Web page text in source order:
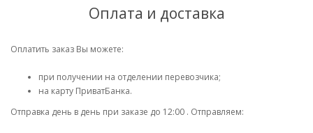
Оплата и доставка
Оплатить заказ Вы можете:
при получении на отделении перевозчика;
на карту ПриватБанка.
Отправка день в день при заказе до 12:00 . Отправляем: